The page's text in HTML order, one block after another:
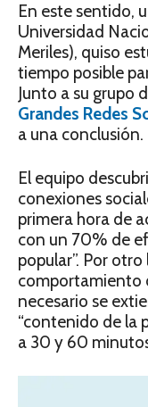
En este sentido,
Universidad
Meriles), quiso
tiempo posible
Junto a su grupo
Grandes Redes
a una conclusión.
El equipo
conexiones
primera hora de
con un 70% de
popular”. Por otro
comportamiento
necesario se
“contenido de la
a 30 y 60